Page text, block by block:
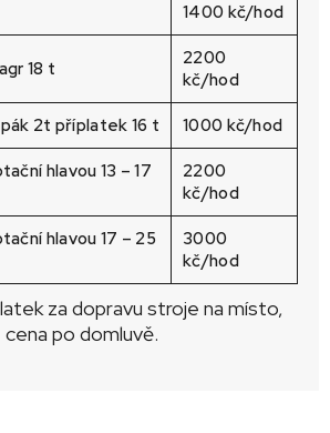
1400 kč/hod
18 t
2200
kč/hod
2t příplatek 16 t 1000 kč/hod
hlavou 13 – 17
2200
kč/hod
hlavou 17 – 25
3000
kč/hod
za dopravu stroje na místo,
cena po domluvě.